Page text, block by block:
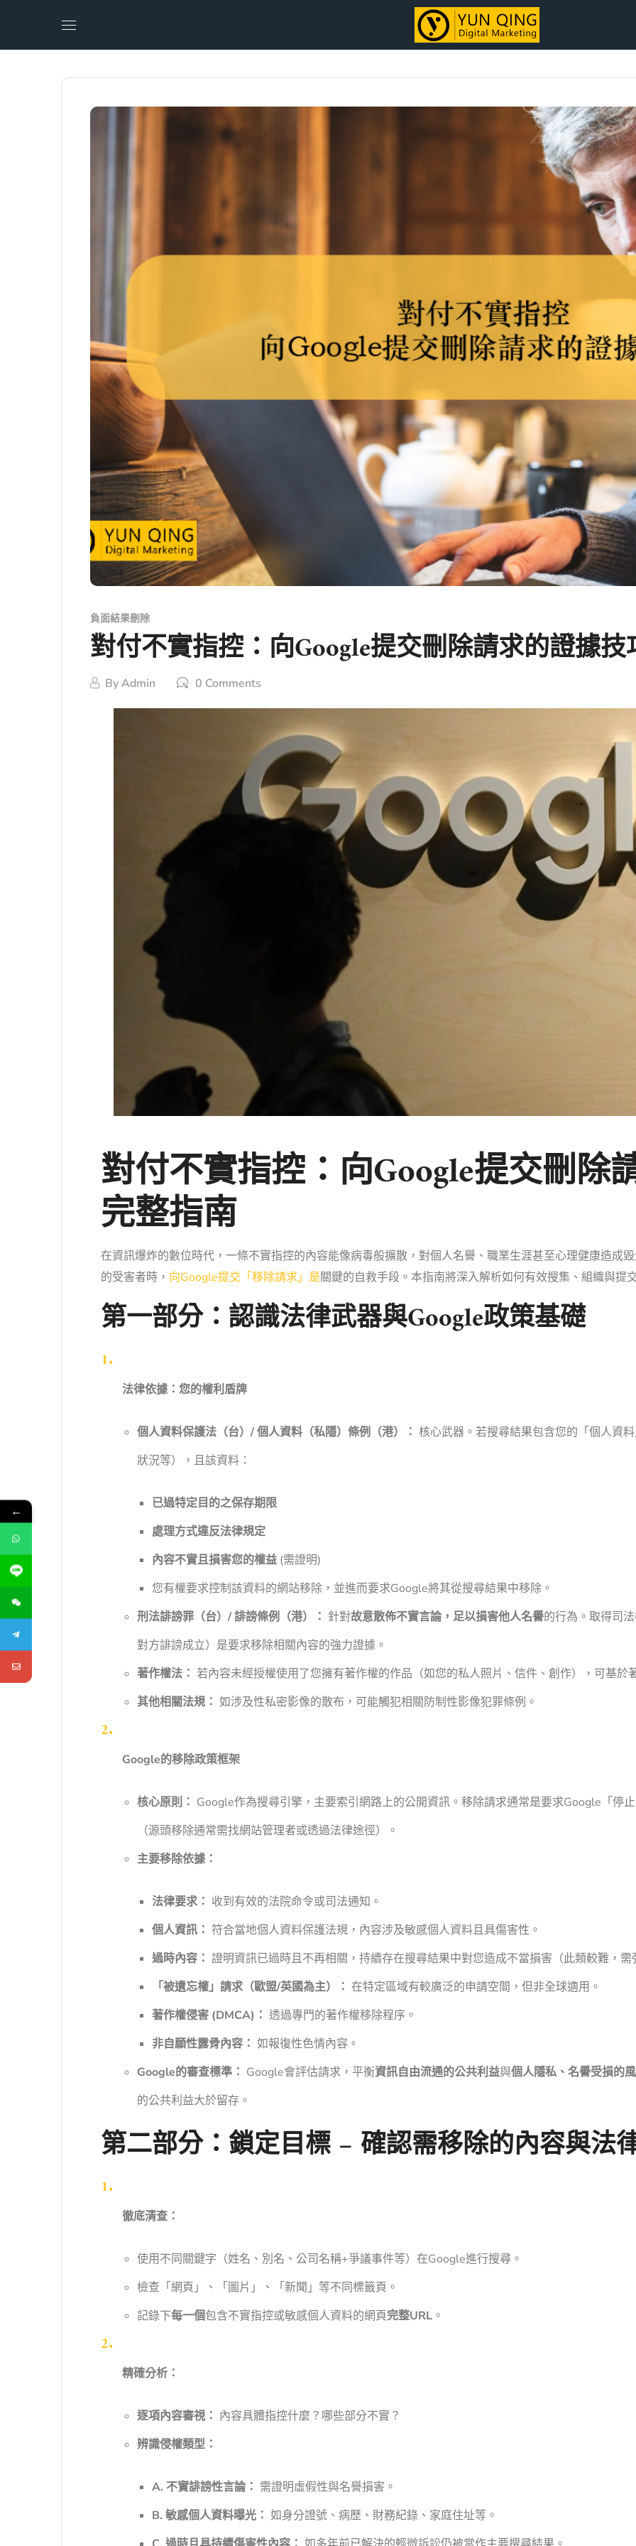
負面結果刪除
對付不實指控：向Google提交刪除請求的證據技
ByAdmin 0 Comments
對付不實指控：向Google提交刪除
完整指南
在資訊爆炸的數位時代，一條不實指控的內容能像病毒般擴散，對個人名譽、職業生涯甚至心理健康造成
的受害者時， 向Google提交「移除請求」是關鍵的自救手段。本指南將深入解析如何有效搜集、組織與提
第一部分：認識法律武器與Google政策基礎
法律依據：您的權利盾牌
個人資料保護法（台）/ 個人資料（私隱）條例（港）： 核心武器。若搜尋結果包含您的「個人資
狀況等），且該資料：
已過特定目的之保存期限
處理方式違反法律規定
內容不實且損害您的權益 (需證明)
您有權要求控制該資料的網站移除，並進而要求Google將其從搜尋結果中移除。
刑法誹謗罪（台）/ 誹謗條例（港）： 針對故意散佈不實言論，足以損害他人名譽的行為。取得司
對方誹謗成立）是要求移除相關內容的強力證據。
著作權法： 若內容未經授權使用了您擁有著作權的作品（如您的私人照片、信件、創作），可基於
其他相關法規： 如涉及性私密影像的散布，可能觸犯相關防制性影像犯罪條例。
Google的移除政策框架
核心原則： Google作為搜尋引擎，主要索引網路上的公開資訊。移除請求通常是要求Google「停
（源頭移除通常需找網站管理者或透過法律途徑）。
主要移除依據：
法律要求： 收到有效的法院命令或司法通知。
個人資訊： 符合當地個人資料保護法規，內容涉及敏感個人資料且具傷害性。
過時內容： 證明資訊已過時且不再相關，持續存在搜尋結果中對您造成不當損害（此類較難，需
「被遺忘權」請求（歐盟/英國為主）： 在特定區域有較廣泛的申請空間，但非全球適用。
著作權侵害 (DMCA)： 透過專門的著作權移除程序。
非自願性露骨內容： 如報復性色情內容。
Google的審查標準： Google會評估請求，平衡資訊自由流通的公共利益與個人隱私、名譽受損的
的公共利益大於留存。
第二部分：鎖定目標 – 確認需移除的內容與法
徹底清查：
使用不同關鍵字（姓名、別名、公司名稱+爭議事件等）在Google進行搜尋。
檢查「網頁」、「圖片」、「新聞」等不同標籤頁。
記錄下每一個包含不實指控或敏感個人資料的網頁完整URL 。
精確分析：
逐項內容審視： 內容具體指控什麼？哪些部分不實？
辨識侵權類型：
A. 不實誹謗性言論： 需證明虛假性與名譽損害。
B. 敏感個人資料曝光： 如身分證號、病歷、財務紀錄、家庭住址等。
←